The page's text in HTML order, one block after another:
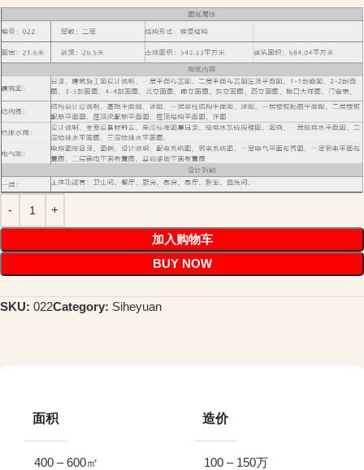
加入购物车
BUY NOW
SKU: 022Category: Siheyuan
面积
400 – 600㎡
造价
100 – 150万